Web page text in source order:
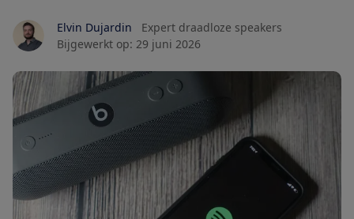
Elvin Dujardin
Expert draadloze speakers
Bijgewerkt op: 29 juni 2026